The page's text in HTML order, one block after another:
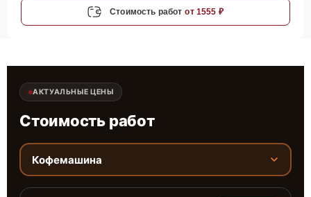
Стоимость работ от 1555 ₽
АКТУАЛЬНЫЕ ЦЕНЫ
Стоимость работ
Кофемашина